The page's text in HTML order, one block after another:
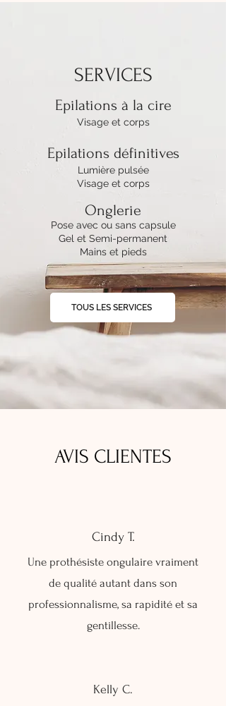
SERVICES
Epilations à la cire
Visage et corps
Epilations définitives
Lumière pulsée
Visage et corps
Onglerie
Pose avec ou sans capsule
Gel et Semi-permanent
Mains et pieds
TOUS LES SERVICES
AVIS CLIENTES
Cindy T.
Une prothésiste ongulaire vraiment
de qualité autant dans son
professionnalisme, sa rapidité et sa
gentillesse.
Kelly C.